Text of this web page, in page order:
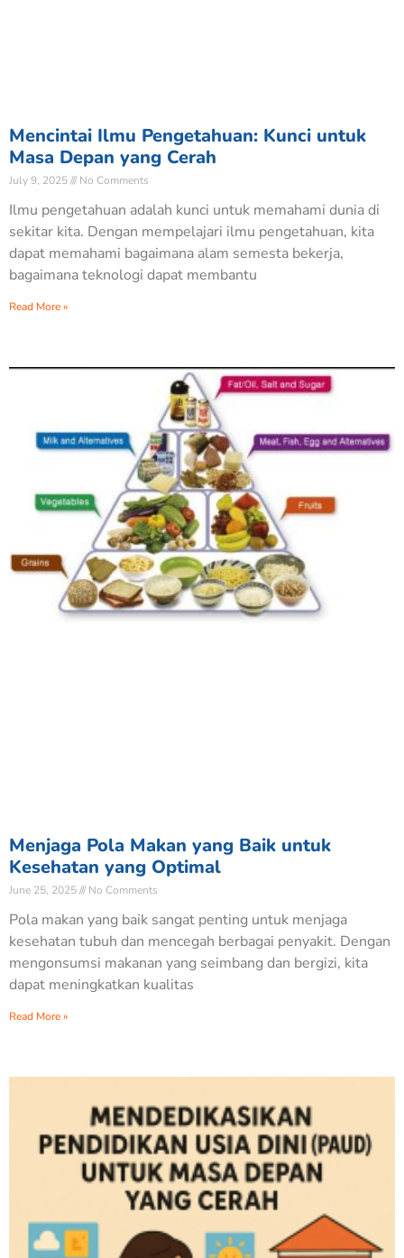
Mencintai Ilmu Pengetahuan: Kunci untuk
Masa Depan yang Cerah
July 9, 2025 No Comments
Ilmu pengetahuan adalah kunci untuk memahami dunia di
sekitar kita. Dengan mempelajari ilmu pengetahuan, kita
dapat memahami bagaimana alam semesta bekerja,
bagaimana teknologi dapat membantu
Read More »
Menjaga Pola Makan yang Baik untuk
Kesehatan yang Optimal
June 25, 2025 No Comments
Pola makan yang baik sangat penting untuk menjaga
kesehatan tubuh dan mencegah berbagai penyakit. Dengan
mengonsumsi makanan yang seimbang dan bergizi, kita
dapat meningkatkan kualitas
Read More »